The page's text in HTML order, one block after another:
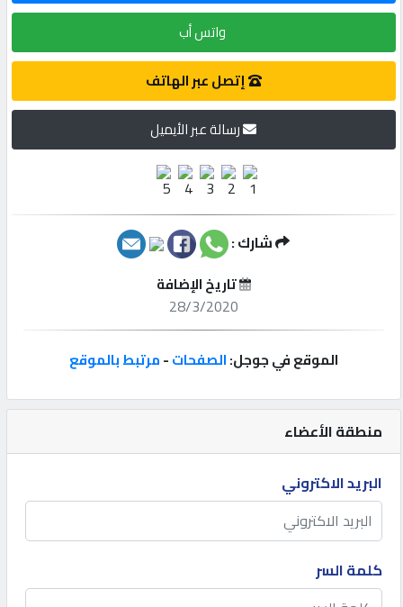
مميزة
إبحث
كيو
مزاد
كيو
نمبر
كيو
كارز
منطقة الأعضاء
البريد الاكتروني
كلمة السر
واتس أب
إتصل عبر الهاتف
رسالة عبر الأيميل
شارك :
تاريخ الإضافة
28/3/2020
الموقع في جوجل:الصفحات-مرتبط بالموقع